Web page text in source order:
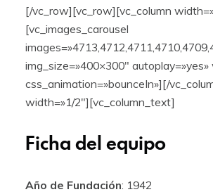
[/vc_row][vc_row][vc_column
[vc_images_carousel
img_size=»400×300″ autoplay=»yes»
css_animation=»bounceIn»][/
width=»1/2″][vc_column_text]
Ficha del equipo
Año de Fundación: 1942